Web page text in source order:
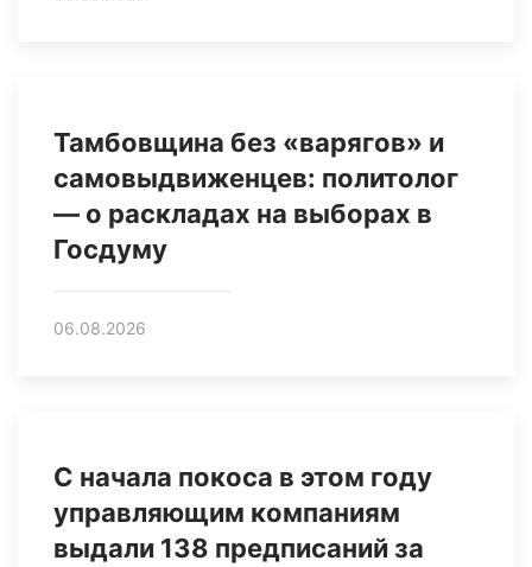
Тамбовщина без «варягов» и
самовыдвиженцев: политолог
— о раскладах на выборах в
Госдуму
06.08.2026
С начала покоса в этом году
управляющим компаниям
выдали 138 предписаний за